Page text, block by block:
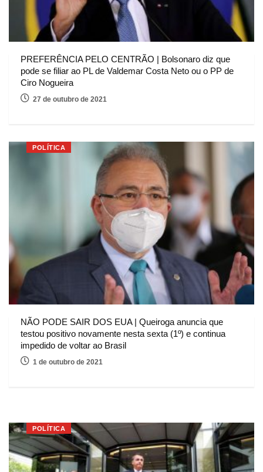
PREFERÊNCIA PELO CENTRÃO | Bolsonaro diz que
pode se filiar ao PL de Valdemar Costa Neto ou o PP de
Ciro Nogueira
27 de outubro de 2021
POLÍTICA
NÃO PODE SAIR DOS EUA | Queiroga anuncia que
testou positivo novamente nesta sexta (1º) e continua
impedido de voltar ao Brasil
1 de outubro de 2021
POLÍTICA